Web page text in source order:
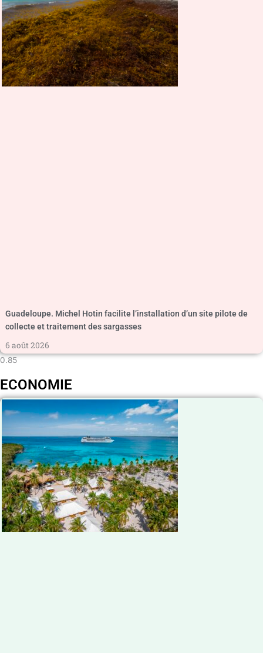
Guadeloupe. Michel Hotin facilite l’installation d’un site pilote de
collecte et traitement des sargasses
6 août 2026
ECONOMIE